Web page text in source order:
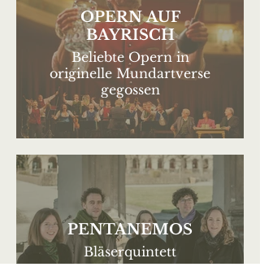
OPERN AUF
BAYRISCH
Beliebte Opern in
originelle Mundartverse
gegossen
PENTANEMOS
Bläserquintett